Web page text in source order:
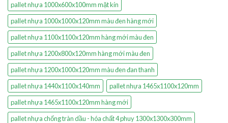
pallet nhựa 1000x600x100mm mặt kín
pallet nhựa 1000x1000x120mm màu đen hàng mới
pallet nhựa 1100x1100x120mm hàng mới màu đen
pallet nhựa 1200x800x120mm hàng mới màu đen
pallet nhựa 1200x1000x120mm màu đen đan thanh
pallet nhựa 1440x1100x140mm
pallet nhựa 1465x1100x120mm
pallet nhựa 1465x1100x120mm hàng mới
pallet nhựa chống tràn dầu - hóa chất 4 phuy 1300x1300x300mm